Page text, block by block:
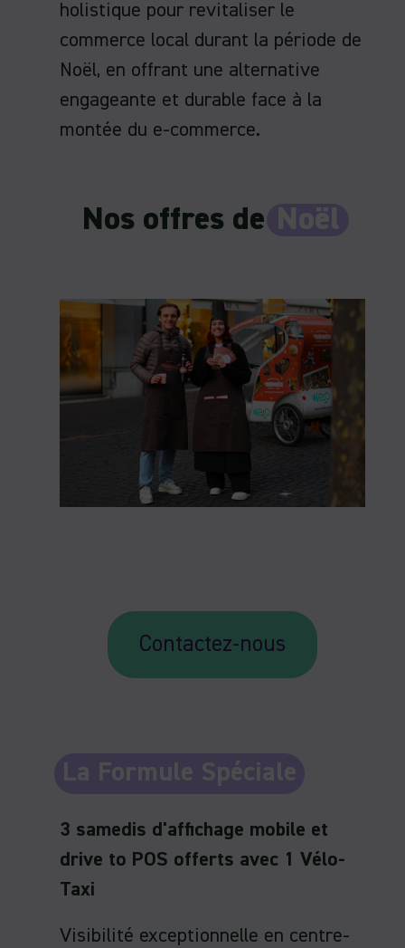
holistique pour revitaliser le
commerce local durant la période de
Noël, en offrant une alternative
engageante et durable face à la
montée du e-commerce.
Nos offres de Noël
Contactez-nous
La Formule Spéciale
3 samedis d'affichage mobile et
drive to POS offerts avec 1 Vélo-
Taxi
Visibilité exceptionnelle en centre-